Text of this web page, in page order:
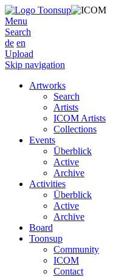
Menu
Search
de en
Upload
Skip navigation
Artworks
Search
Artists
ICOM Artists
Collections
Events
Überblick
Active
Archive
Activities
Überblick
Active
Archive
Board
Toonsup
Community
ICOM
Contact